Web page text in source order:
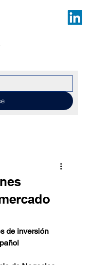
de inversión